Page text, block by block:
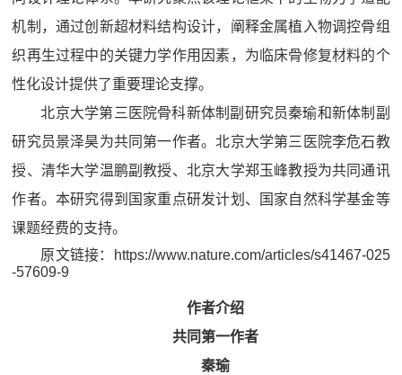
机制，通过创新超材料结构设计，阐释金属植入物调控骨组
织再生过程中的关键力学作用因素，为临床骨修复材料的个
性化设计提供了重要理论支撑。
北京大学第三医院骨科新体制副研究员秦瑜和新体制副
研究员景泽昊为共同第一作者。北京大学第三医院李危石教
授、清华大学温鹏副教授、北京大学郑玉峰教授为共同通讯
作者。本研究得到国家重点研发计划、国家自然科学基金等
课题经费的支持。
原文链接：https://www.nature.com/articles/s41467-025
-57609-9
作者介绍
共同第一作者
秦瑜